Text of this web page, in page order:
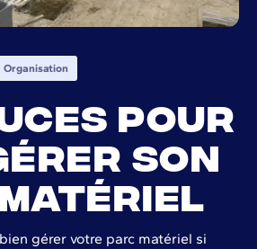
Organisation
pour
son
gérer votre parc matériel si